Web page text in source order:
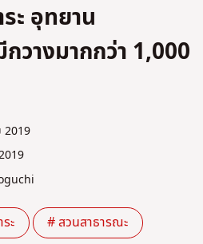
ะ อุทยาน
วางมากกว่า 1,000
2019
ะ # สวนสาธารณะ